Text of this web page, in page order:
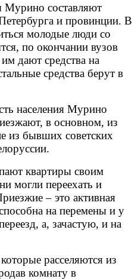
Мурино составляют
и провинции. В
молодые люди со
по окончании вузов
дают средства на
средства берут в
населения Мурино
в основном, из
из бывших советских
квартиры своим
могли переехать и
– это активная
на перемены и у
а, зачастую, и на
расселяются из
комнату в